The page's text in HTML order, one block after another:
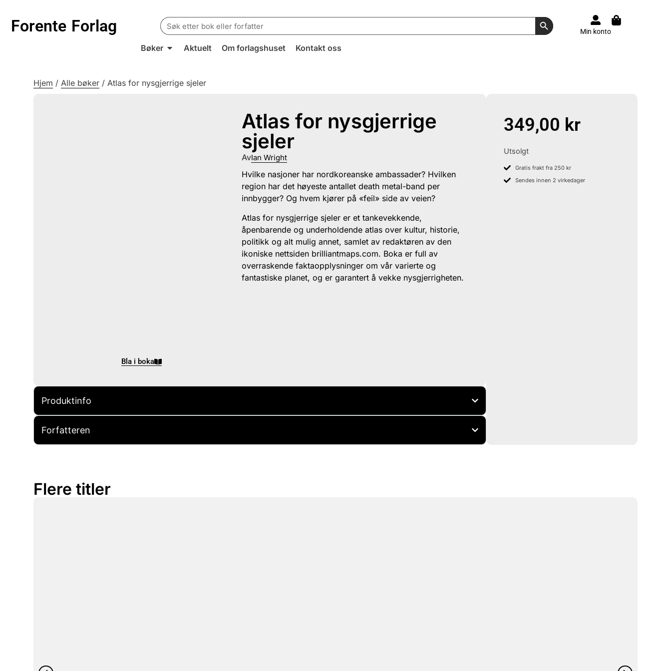
Forente Forlag
Search
for:
Search Button
Min konto
Bøker Aktuelt Om forlagshuset Kontakt oss
Hjem /Alle bøker /Atlas for nysgjerrige sjeler
Bla i boka
Atlas for nysgjerrige
sjeler
AvIan Wright
Hvilke nasjoner har nordkoreanske ambassader? Hvilken
region har det høyeste antallet death metal-band per
innbygger? Og hvem kjører på «feil» side av veien?
Atlas for nysgjerrige sjeler er et tankevekkende,
åpenbarende og underholdende atlas over kultur, historie,
politikk og alt mulig annet, samlet av redaktøren av den
ikoniske nettsiden brilliantmaps.com. Boka er full av
overraskende faktaopplysninger om vår varierte og
fantastiske planet, og er garantert å vekke nysgjerrigheten.
Produktinfo
Forfatteren
349,00 kr
Utsolgt
Gratis frakt fra 250 kr
Sendes innen 2 virkedager
Flere titler